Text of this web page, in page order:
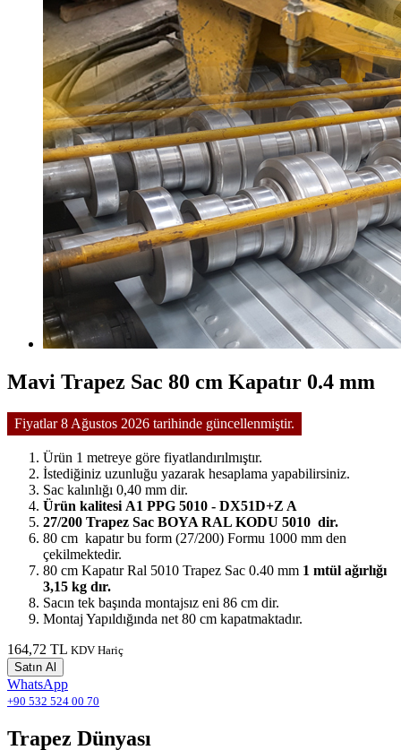
Mavi Trapez Sac 80 cm Kapatır 0.4 mm
Fiyatlar 8 Ağustos 2026 tarihinde güncellenmiştir.
Ürün 1 metreye göre fiyatlandırılmıştır.
İstediğiniz uzunluğu yazarak hesaplama yapabilirsiniz.
Sac kalınlığı 0,40 mm dir.
Ürün kalitesi A1 PPG 5010 - DX51D+Z A
27/200 Trapez Sac BOYA RAL KODU 5010 dir.
80 cm kapatır bu form (27/200) Formu 1000 mm den
çekilmektedir.
80 cm Kapatır Ral 5010 Trapez Sac 0.40 mm 1 mtül ağırlığı
3,15 kg dır.
Sacın tek başında montajsız eni 86 cm dir.
Montaj Yapıldığında net 80 cm kapatmaktadır.
164,72 TL KDV Hariç
Satın Al
WhatsApp
+90 532 524 00 70
Trapez Dünyası